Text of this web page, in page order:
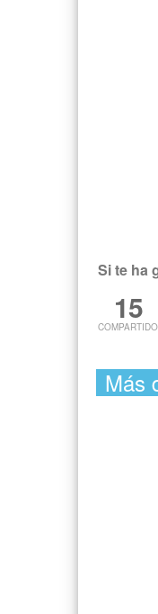
Si te ha
15
COMPARTIDO
Más